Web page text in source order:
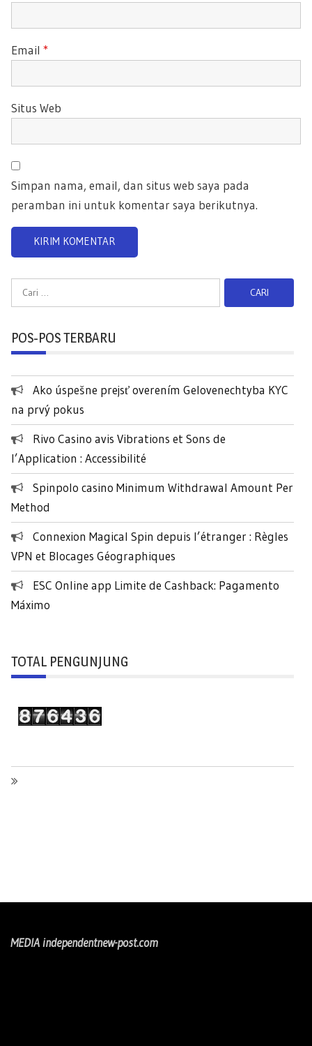
Email *
Situs Web
Simpan nama, email, dan situs web saya pada
peramban ini untuk komentar saya berikutnya.
a
n
t
u
k
:
POS-POS TERBARU
Ako úspešne prejsť overením Gelovenechtyba KYC
na prvý pokus
Rivo Casino avis Vibrations et Sons de
l’Application : Accessibilité
Spinpolo casino Minimum Withdrawal Amount Per
Method
Connexion Magical Spin depuis l’étranger : Règles
VPN et Blocages Géographiques
ESC Online app Limite de Cashback: Pagamento
Máximo
TOTAL PENGUNJUNG
MEDIA independentnew-post.com